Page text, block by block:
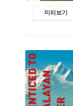
미리보기